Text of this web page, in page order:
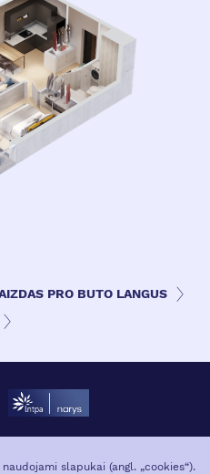
PRO BUTO LANGUS
MIESTE
slapukai (angl. „cookies“).